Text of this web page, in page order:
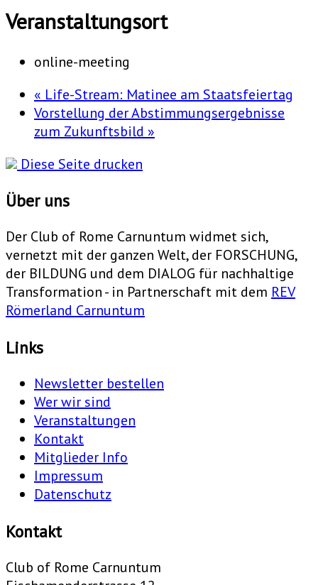
Veranstaltungsort
online-meeting
« Life-Stream: Matinee am Staatsfeiertag
Vorstellung der Abstimmungsergebnisse
zum Zukunftsbild »
Diese Seite drucken
Über uns
Der Club of Rome Carnuntum widmet sich,
vernetzt mit der ganzen Welt, der FORSCHUNG,
der BILDUNG und dem DIALOG für nachhaltige
Transformation - in Partnerschaft mit dem REV
Römerland Carnuntum
Links
Newsletter bestellen
Wer wir sind
Veranstaltungen
Kontakt
Mitglieder Info
Impressum
Datenschutz
Kontakt
Club of Rome Carnuntum